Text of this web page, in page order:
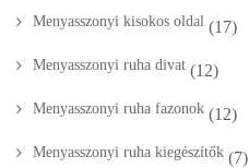
Menyasszonyi kisokos oldal (17)
Menyasszonyi ruha divat (12)
Menyasszonyi ruha fazonok (12)
Menyasszonyi ruha kiegészítők (7)